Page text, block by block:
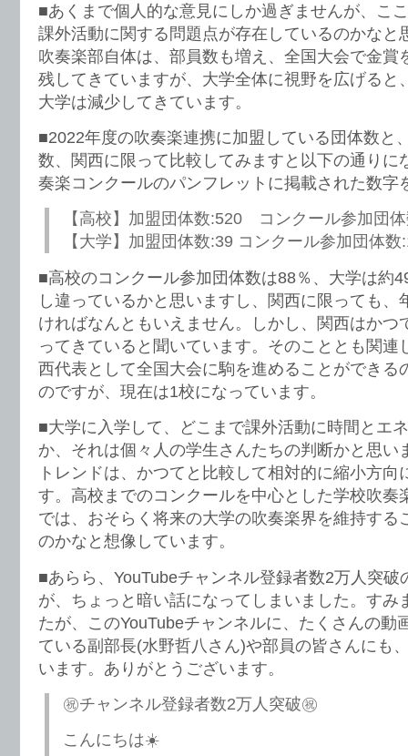
■あくまで個人的な意見にしか過ぎませんが、こ
課外活動に関する問題点が存在しているのかなと
吹奏楽部自体は、部員数も増え、全国大会で金賞
残してきていますが、大学全体に視野を広げると
大学は減少してきています。
■2022年度の吹奏楽連携に加盟している団体数と
数、関西に限って比較してみますと以下の通りに
奏楽コンクールのパンフレットに掲載された数字
【高校】加盟団体数:520 コンクール参加団
【大学】加盟団体数:39 コンクール参加団体数
■高校のコンクール参加団体数は88％、大学は約
し違っているかと思いますし、関西に限っても、
ければなんともいえません。しかし、関西はかつ
ってきていると聞いています。そのこととも関連
西代表として全国大会に駒を進めることができる
のですが、現在は1校になっています。
■大学に入学して、どこまで課外活動に時間とエ
か、それは個々人の学生さんたちの判断かと思い
トレンドは、かつてと比較して相対的に縮小方
す。高校までのコンクールを中心とした学校吹奏
では、おそらく将来の大学の吹奏楽界を維持する
のかなと想像しています。
■あらら、YouTubeチャンネル登録者数2万人突破
が、ちょっと暗い話になってしまいました。すみ
たが、このYouTubeチャンネルに、たくさんの動
ている副部長(水野哲八さん)や部員の皆さんにも
います。ありがとうございます。
㊗️チャンネル登録者数2万人突破㊗️
こんにちは☀️